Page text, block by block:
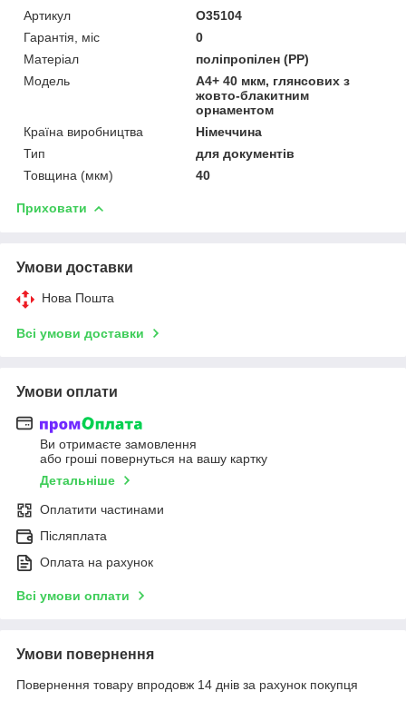
Артикул
O35104
Гарантія, міс
0
Матеріал
поліпропілен (PP)
Мoдель
А4+ 40 мкм, глянсових з
жовто-блакитним
орнаментом
Країна виробництва
Німеччина
Тип
для документів
Товщина (мкм)
40
Приховати
Умови доставки
Нова Пошта
Всі умови доставки
Умови оплати
Ви отримаєте замовлення
або гроші повернуться на вашу картку
Детальніше
Оплатити частинами
Післяплата
Оплата на рахунок
Всі умови оплати
Умови повернення
Повернення товару впродовж 14 днів за рахунок покупця